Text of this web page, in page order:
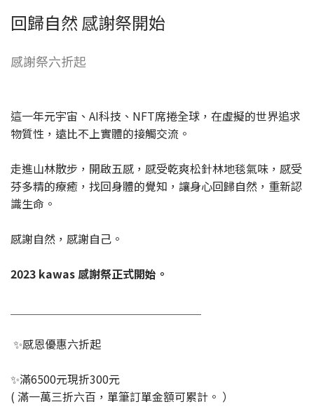
回歸自然 感謝祭開始
感謝祭六折起
這一年元宇宙、AI科技、NFT席捲全球，在虛擬的世界追求
物質性，遠比不上實體的接觸交流。
走進山林散步，開啟五感，感受乾爽松針林地毯氣味，感受
芬多精的療癒，找回身體的覺知，讓身心回歸自然，重新認
識生命。
感謝自然，感謝自己。
2023 kawas 感謝祭正式開始。
✨感恩優惠六折起
✨滿6500元現折300元
( 滿一萬三折六百，單筆訂單金額可累計。 ）